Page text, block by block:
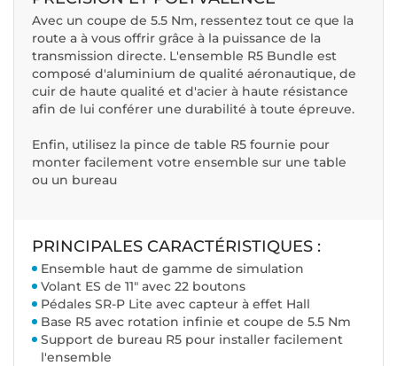
Avec un coupe de 5.5 Nm, ressentez tout ce que la
route a à vous offrir grâce à la puissance de la
transmission directe. L'ensemble R5 Bundle est
composé d'aluminium de qualité aéronautique, de
cuir de haute qualité et d'acier à haute résistance
afin de lui conférer une durabilité à toute épreuve.
Enfin, utilisez la pince de table R5 fournie pour
monter facilement votre ensemble sur une table
ou un bureau
PRINCIPALES CARACTÉRISTIQUES :
Ensemble haut de gamme de simulation
Volant ES de 11" avec 22 boutons
Pédales SR-P Lite avec capteur à effet Hall
Base R5 avec rotation infinie et coupe de 5.5 Nm
Support de bureau R5 pour installer facilement
l'ensemble